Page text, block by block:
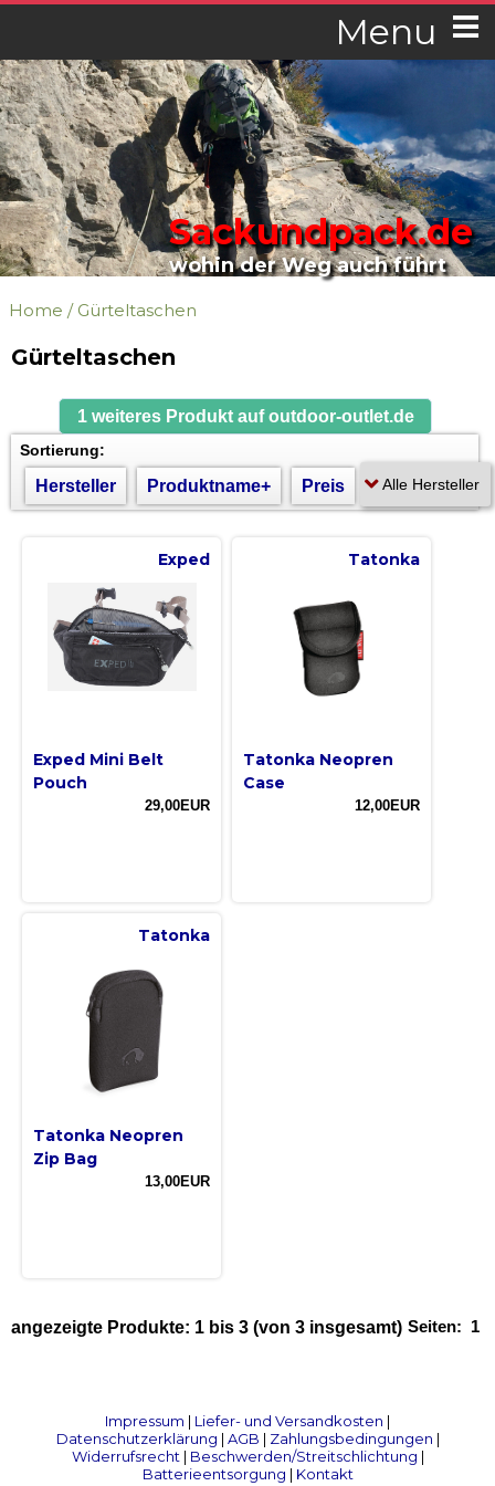
Menu
Sackundpack.de
wohin der Weg auch führt
Home / Gürteltaschen
Gürteltaschen
1 weiteres Produkt auf outdoor-outlet.de
Sortierung:
Hersteller Produktname+ Preis
Exped
Exped Mini Belt
Pouch
29,00EUR
Tatonka
Tatonka Neopren
Case
12,00EUR
Tatonka
Tatonka Neopren
Zip Bag
13,00EUR
Seiten: 1
angezeigte Produkte: 1 bis 3 (von 3 insgesamt)
Impressum | Liefer- und Versandkosten |
Datenschutzerklärung | AGB | Zahlungsbedingungen |
Widerrufsrecht | Beschwerden/Streitschlichtung |
Batterieentsorgung | Kontakt